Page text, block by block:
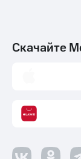
Скачайте